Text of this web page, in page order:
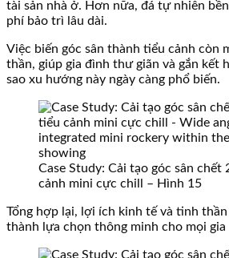
tài sản nhà ở. Hơn nữa, đá tự nhiên
phí bảo trì lâu dài.
Việc biến góc sân thành tiểu cảnh còn
thần, giúp gia đình thư giãn và gắn kết
sao xu hướng này ngày càng phổ biến.
Case Study: Cải tạo góc sân chết
cảnh mini cực chill – Hình 15
Tổng hợp lại, lợi ích kinh tế và tinh
thành lựa chọn thông minh cho mọi gia